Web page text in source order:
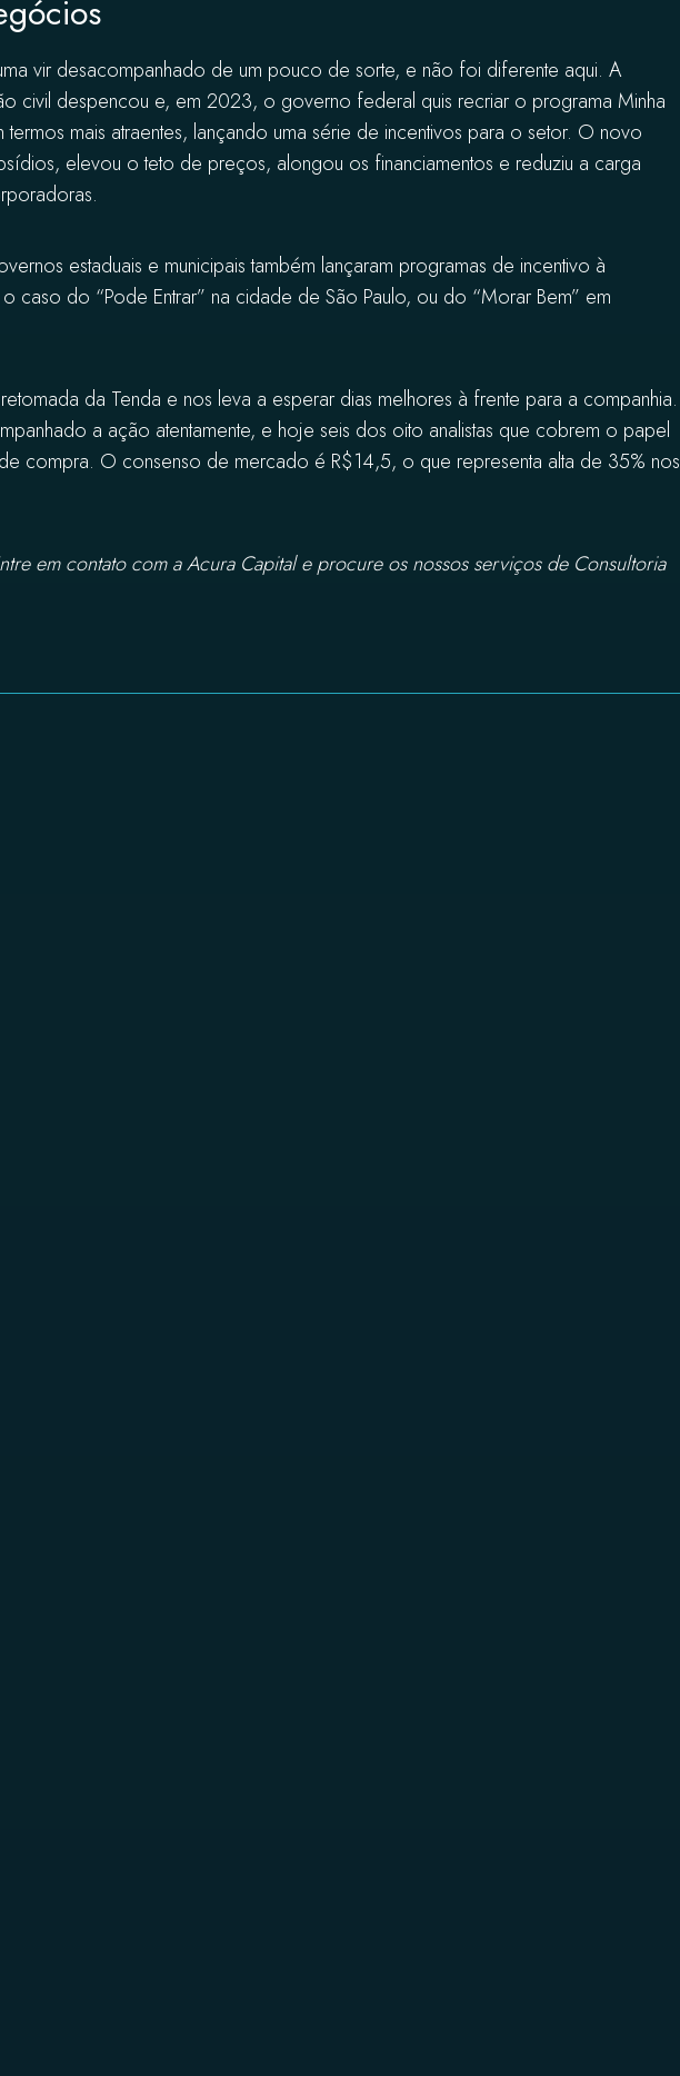
vir desacompanhado de um pouco de sorte, e não foi diferente aqui. A
civil despencou e, em 2023, o governo federal quis recriar o programa Minha
termos mais atraentes, lançando uma série de incentivos para o setor. O novo
elevou o teto de preços, alongou os financiamentos e reduziu a carga
estaduais e municipais também lançaram programas de incentivo à
caso do “Pode Entrar” na cidade de São Paulo, ou do “Morar Bem” em
da Tenda e nos leva a esperar dias melhores à frente para a companhia.
a ação atentamente, e hoje seis dos oito analistas que cobrem o papel
compra. O consenso de mercado é R$14,5, o que representa alta de 35% nos
em contato com a Acura Capital e procure os nossos serviços de Consultoria